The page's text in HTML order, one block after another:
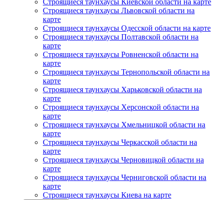
Строящиеся таунхаусы Киевской области на карте
Строящиеся таунхаусы Львовской области на
карте
Строящиеся таунхаусы Одесской области на карте
Строящиеся таунхаусы Полтавской области на
карте
Строящиеся таунхаусы Ровненской области на
карте
Строящиеся таунхаусы Тернопольской области на
карте
Строящиеся таунхаусы Харьковской области на
карте
Строящиеся таунхаусы Херсонской области на
карте
Строящиеся таунхаусы Хмельницкой области на
карте
Строящиеся таунхаусы Черкасской области на
карте
Строящиеся таунхаусы Черновицкой области на
карте
Строящиеся таунхаусы Черниговской области на
карте
Строящиеся таунхаусы Киева на карте